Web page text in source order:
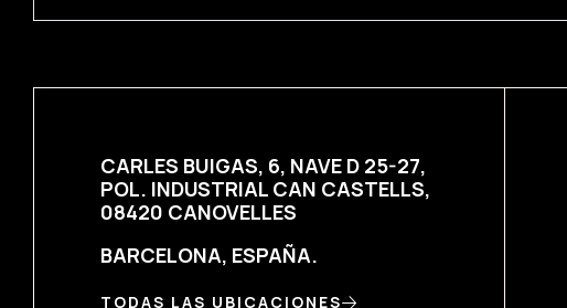
CARLES BUIGAS, 6, NAVE D 25-27,
POL. INDUSTRIAL CAN CASTELLS,
08420 CANOVELLES
BARCELONA, ESPAÑA.
TODAS LAS UBICACIONES